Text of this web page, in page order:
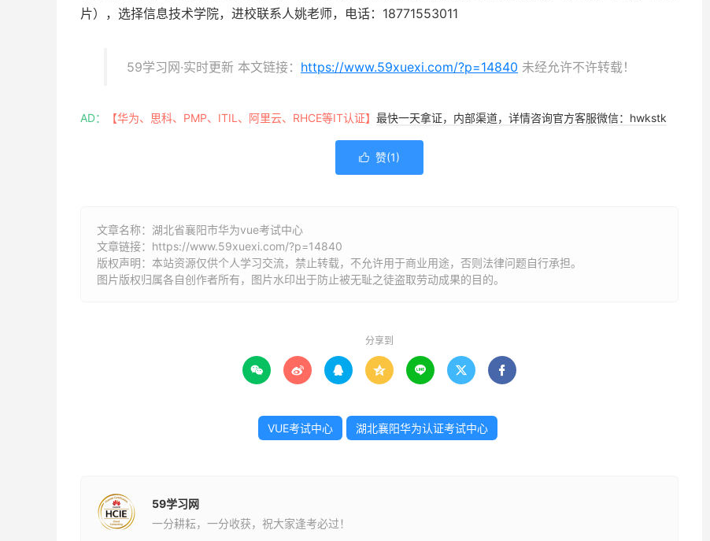
片），选择信息技术学院，进校联系人姚老师，电话：18771553011
59学习网·实时更新 本文链接： https://www.59xuexi.com/?p=14840 未经允许不许转载！
AD： 【华为、思科、PMP、ITIL、阿里云、RHCE等IT认证】 最快一天拿证，内部渠道，详情咨询官方客服微信：hwkstk
 赞(1)
文章名称：湖北省襄阳市华为vue考试中心
文章链接： https://www.59xuexi.com/?p=14840
版权声明：本站资源仅供个人学习交流，禁止转载，不允许用于商业用途，否则法律问题自行承担。
图片版权归属各自创作者所有，图片水印出于防止被无耻之徒盗取劳动成果的目的。
分享到
      
VUE考试中心 湖北襄阳华为认证考试中心
59学习网
一分耕耘，一分收获，祝大家逢考必过！